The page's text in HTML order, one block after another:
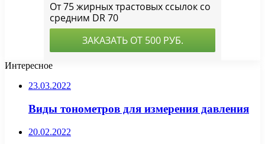
Интересное
23.03.2022
Виды тонометров для измерения давления
20.02.2022